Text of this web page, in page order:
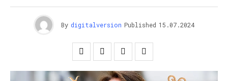
By digitalversion Published 15.07.2024